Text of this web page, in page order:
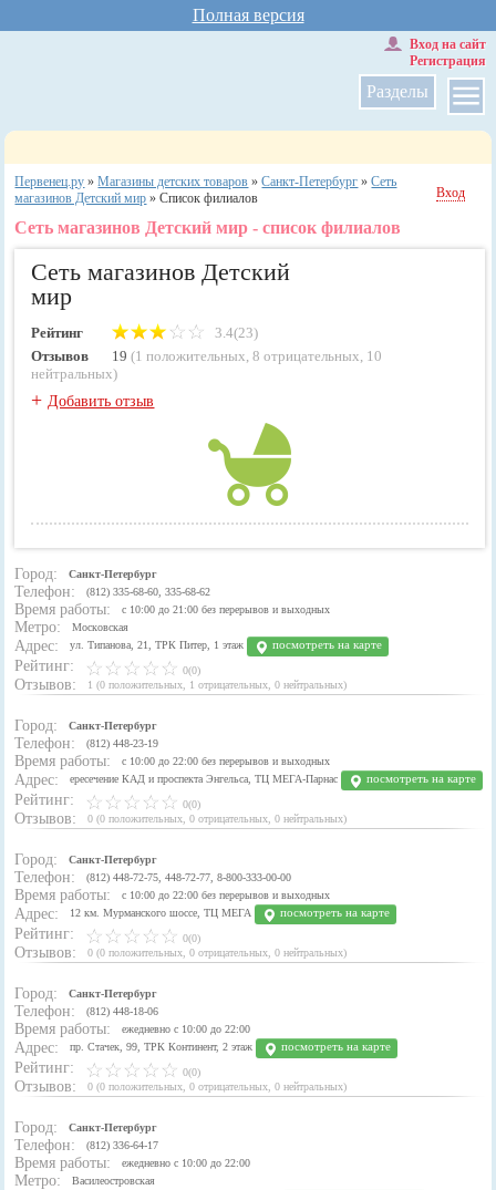
Полная версия
Разделы
Вход на сайт
Регистрация
Первенец.ру »Магазины детских товаров »Санкт-Петербург »Сеть
магазинов Детский мир »Cписок филиалов Вход
Сеть магазинов Детский мир - список филиалов
Сеть магазинов Детский
мир
Рейтинг
3.4(23)
Отзывов
19 (1 положительных,8 отрицательных, 10
нейтральных)
+Добавить отзыв
Город: Санкт-Петербург
Телефон: (812) 335-68-60, 335-68-62
Время работы: с 10:00 до 21:00 без перерывов и выходных
Метро: Московская
Адрес: ул. Типанова, 21, ТРК Питер, 1 этаж посмотреть на карте
Рейтинг: 0(0)
Отзывов: 1 (0 положительных 1 отрицательных ,0 нейтральных)
Город: Санкт-Петербург
Телефон: (812) 448-23-19
Время работы: с 10:00 до 22:00 без перерывов и выходных
Адрес: ересечение КАД и проспекта Энгельса, ТЦ МЕГА-Парнас посмотреть на карте
Рейтинг: 0(0)
Отзывов: 0 (0 положительных ,0 отрицательных ,0 нейтральных)
Город: Санкт-Петербург
Телефон: (812) 448-72-75, 448-72-77, 8-800-333-00-00
Время работы: с 10:00 до 22:00 без перерывов и выходных
Адрес: 12 км. Мурманского шоссе, ТЦ МЕГА посмотреть на карте
Рейтинг: 0(0)
Отзывов: 0 (0 положительных ,0 отрицательных ,0 нейтральных)
Город: Санкт-Петербург
Телефон: (812) 448-18-06
Время работы: ежедневно с 10:00 до 22:00
Адрес: пр. Стачек, 99, ТРК Континент, 2 этаж посмотреть на карте
Рейтинг: 0(0)
Отзывов: 0 (0 положительных ,0 отрицательных ,0 нейтральных)
Город: Санкт-Петербург
Телефон: (812) 336-64-17
Время работы: ежедневно с 10:00 до 22:00
Метро: Василеостровская